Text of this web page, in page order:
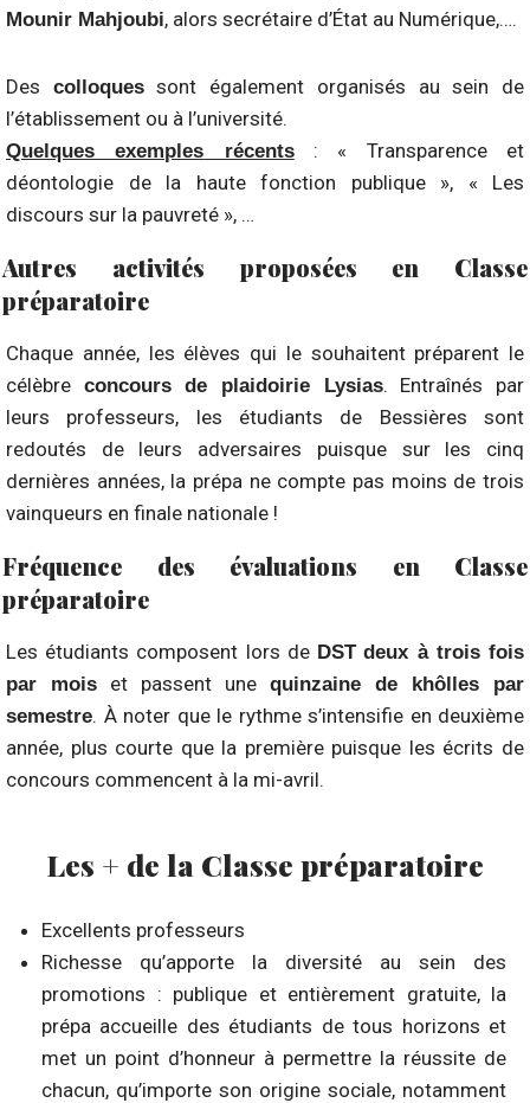
Mounir Mahjoubi, alors secrétaire d’État au Numérique,….
Des colloquessont également organisés au sein de
l’établissement ou à l’université.
Quelques exemples récents: « Transparence et
déontologie de la haute fonction publique », « Les
discours sur la pauvreté », …
Autres activités proposées en Classe
préparatoire
Chaque année, les élèves qui le souhaitent préparent le
célèbre concours de plaidoirie Lysias. Entraînés par
leurs professeurs, les étudiants de Bessières sont
redoutés de leurs adversaires puisque sur les cinq
dernières années, la prépa ne compte pas moins de trois
vainqueurs en finale nationale !
Fréquence des évaluations en Classe
préparatoire
Les étudiants composent lors de DST deux à trois fois
par mois et passent une quinzaine de khôlles par
semestre. À noter que le rythme s’intensifie en deuxième
année, plus courte que la première puisque les écrits de
concours commencent à la mi-avril.
Les + de la Classe préparatoire
Excellents professeurs
Richesse qu’apporte la diversité au sein des
promotions : publique et entièrement gratuite, la
prépa accueille des étudiants de tous horizons et
met un point d’honneur à permettre la réussite de
chacun, qu’importe son origine sociale, notamment